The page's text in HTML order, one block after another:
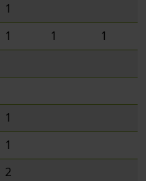
1
1 1
1
1
1
2